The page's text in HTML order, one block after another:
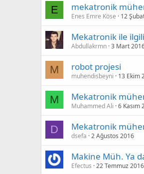
E mekatronik
Enes Emre Köse 12
Mekatronik ile
Abdullakrmn 3 Mart
M robot projesi
muhendisbeyni 13 Ekim
M Mekatronik
Muhammed Ali 6 Kasım
D Mekatronik
dsefa 2 Ağustos 2016
Makine Müh. Ya
Efectus 22 Temmuz 2016